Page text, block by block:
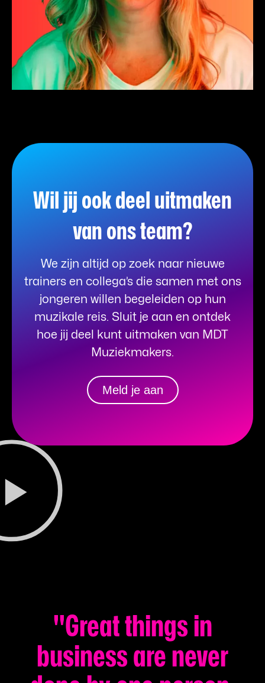
Wil jij ook deel uitmaken
van ons team?
We zijn altijd op zoek naar nieuwe
trainers en collega’s die samen met ons
jongeren willen begeleiden op hun
muzikale reis. Sluit je aan en ontdek
hoe jij deel kunt uitmaken van MDT
Muziekmakers.
Meld je aan
"Great things in
business are never